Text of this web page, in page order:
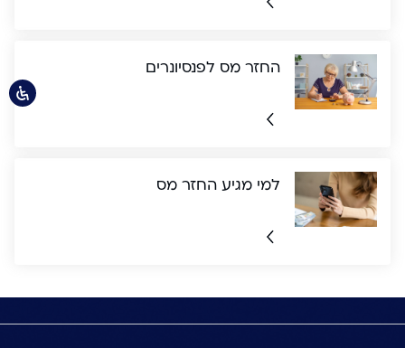
החזר מס לפנסיונרים
למי מגיע החזר מס